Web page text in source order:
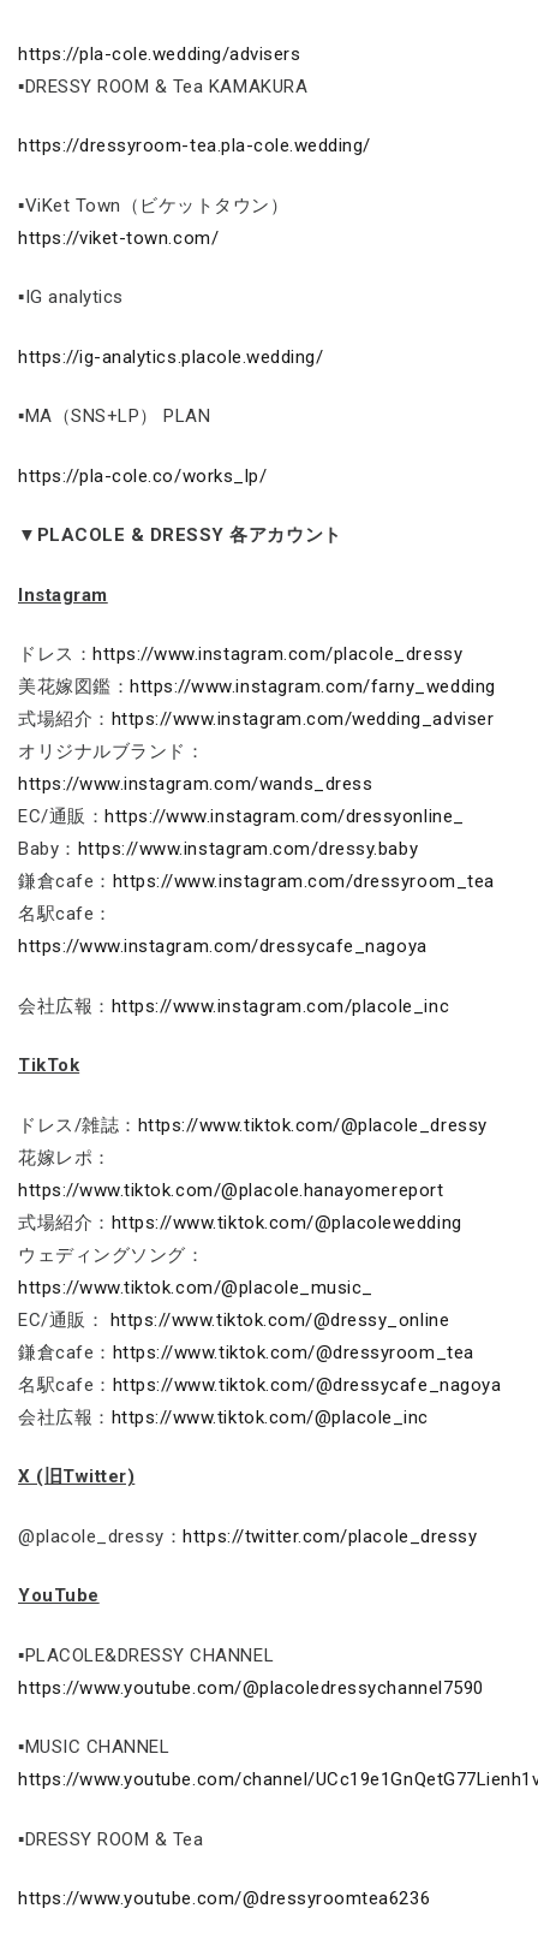
https://pla-cole.wedding/advisers
▪DRESSY ROOM & Tea KAMAKURA
https://dressyroom-tea.pla-cole.wedding/
▪ViKet Town（ビケットタウン）
https://viket-town.com/
▪IG analytics
https://ig-analytics.placole.wedding/
▪MA（SNS+LP） PLAN
https://pla-cole.co/works_lp/
▼PLACOLE & DRESSY 各アカウント
Instagram
ドレス：https://www.instagram.com/placole_dressy
美花嫁図鑑：https://www.instagram.com/farny_wedding
式場紹介： https://www.instagram.com/wedding_adviser
オリジナルブランド：
https://www.instagram.com/wands_dress
EC/通販：https://www.instagram.com/dressyonline_
Baby： https://www.instagram.com/dressy.baby
鎌倉cafe： https://www.instagram.com/dressyroom_tea
名駅cafe：
https://www.instagram.com/dressycafe_nagoya
会社広報： https://www.instagram.com/placole_inc
TikTok
ドレス/雑誌： https://www.tiktok.com/@placole_dressy
花嫁レポ：
https://www.tiktok.com/@placole.hanayomereport
式場紹介： https://www.tiktok.com/@placolewedding
ウェディングソング：
https://www.tiktok.com/@placole_music_
EC/通販： https://www.tiktok.com/@dressy_online
鎌倉cafe： https://www.tiktok.com/@dressyroom_tea
名駅cafe： https://www.tiktok.com/@dressycafe_nagoya
会社広報： https://www.tiktok.com/@placole_inc
X (旧Twitter)
@placole_dressy：https://twitter.com/placole_dressy
YouTube
▪PLACOLE&DRESSY CHANNEL
https://www.youtube.com/@placoledressychannel7590
▪MUSIC CHANNEL
https://www.youtube.com/channel/
▪DRESSY ROOM & Tea
https://www.youtube.com/@dressyroomtea6236